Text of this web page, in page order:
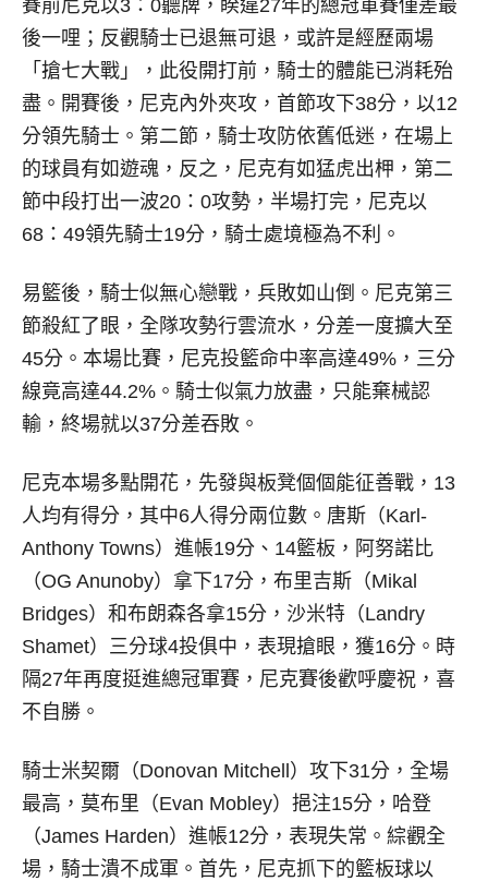
賽前尼克以3：0聽牌，睽違27年的總冠軍賽僅差最
後一哩；反觀騎士已退無可退，或許是經歷兩場
「搶七大戰」，此役開打前，騎士的體能已消耗殆
盡。開賽後，尼克內外夾攻，首節攻下38分，以12
分領先騎士。第二節，騎士攻防依舊低迷，在場上
的球員有如遊魂，反之，尼克有如猛虎出柙，第二
節中段打出一波20：0攻勢，半場打完，尼克以
68：49領先騎士19分，騎士處境極為不利。
易籃後，騎士似無心戀戰，兵敗如山倒。尼克第三
節殺紅了眼，全隊攻勢行雲流水，分差一度擴大至
45分。本場比賽，尼克投籃命中率高達49%，三分
線竟高達44.2%。騎士似氣力放盡，只能棄械認
輸，終場就以37分差吞敗。
尼克本場多點開花，先發與板凳個個能征善戰，13
人均有得分，其中6人得分兩位數。唐斯（Karl-
Anthony Towns）進帳19分、14籃板，阿努諾比
（OG Anunoby）拿下17分，布里吉斯（Mikal
Bridges）和布朗森各拿15分，沙米特（Landry
Shamet）三分球4投俱中，表現搶眼，獲16分。時
隔27年再度挺進總冠軍賽，尼克賽後歡呼慶祝，喜
不自勝。
騎士米契爾（Donovan Mitchell）攻下31分，全場
最高，莫布里（Evan Mobley）挹注15分，哈登
（James Harden）進帳12分，表現失常。綜觀全
場，騎士潰不成軍。首先，尼克抓下的籃板球以